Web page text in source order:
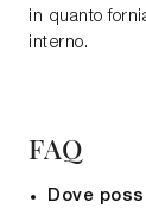
FAQ
Dove
in quanto
interno.